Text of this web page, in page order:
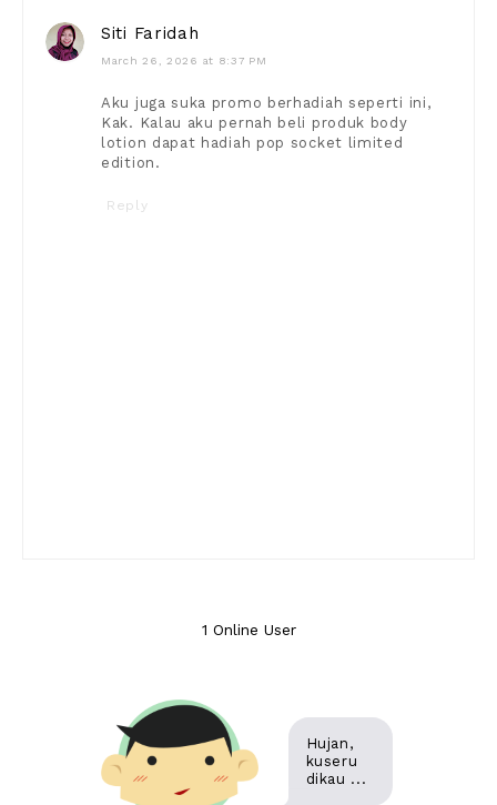
Siti Faridah
March 26, 2026 at 8:37 PM
Aku juga suka promo berhadiah seperti ini,
Kak. Kalau aku pernah beli produk body
lotion dapat hadiah pop socket limited
edition.
Reply
1 Online User
Hujan,
kuseru
dikau ...